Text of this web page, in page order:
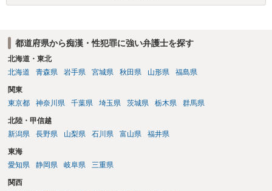
犯カメラに写っているのがあなたなのかは不明ですが、極めて深刻な
す。
都道府県から痴漢・性犯罪に強い弁護士を探す
北海道・東北
北海道
青森県 岩手県 宮城県 秋田県 山形県 福島県
関東
東京都
神奈川県 千葉県 埼玉県 茨城県 栃木県 群馬県
北陸・甲信越
新潟県
長野県 山梨県 石川県 富山県 福井県
東海
愛知県
静岡県 岐阜県 三重県
関西